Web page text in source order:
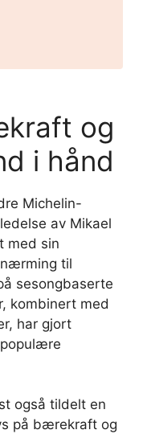
og
i hånd
Michelin-
av Mikael
med sin
til
sesongbaserte
kombinert med
har gjort
også tildelt en
på bærekraft og